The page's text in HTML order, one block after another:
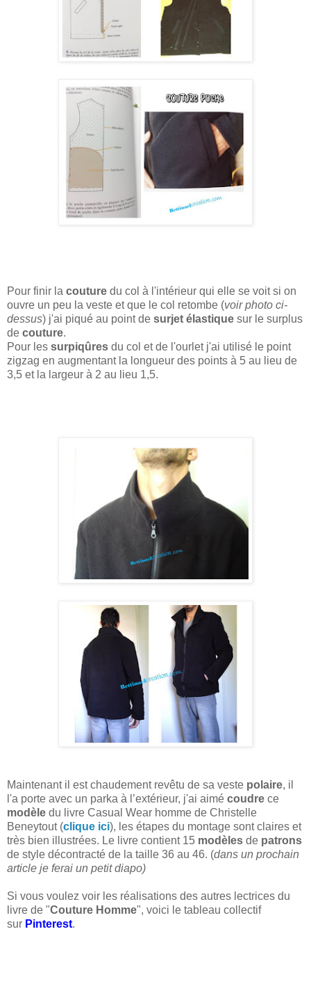
Pour finir la couture du col à l'intérieur qui elle se voit si on
ouvre un peu la veste et que le col retombe (voir photo ci-
dessus) j'ai piqué au point de surjet élastique sur le surplus
de couture.
Pour les surpiqûres du col et de l'ourlet j'ai utilisé le point
zigzag en augmentant la longueur des points à 5 au lieu de
3,5 et la largeur à 2 au lieu 1,5.
Maintenant il est chaudement revêtu de sa veste polaire, il
l'a porte avec un parka à l’extérieur, j'ai aimé coudre ce
modèle du livre Casual Wear homme de Christelle
Beneytout (clique ici), les étapes du montage sont claires et
très bien illustrées. Le livre contient 15 modèles de patrons
de style décontracté de la taille 36 au 46. (dans un prochain
article je ferai un petit diapo)
Si vous voulez voir les réalisations des autres lectrices du
livre de "Couture Homme", voici le tableau collectif
sur Pinterest.